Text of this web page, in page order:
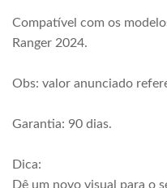
Compatível com os
Ranger 2024.
Obs: valor anunciado
Garantia: 90 dias.
Dica:
Dê um novo visual para o